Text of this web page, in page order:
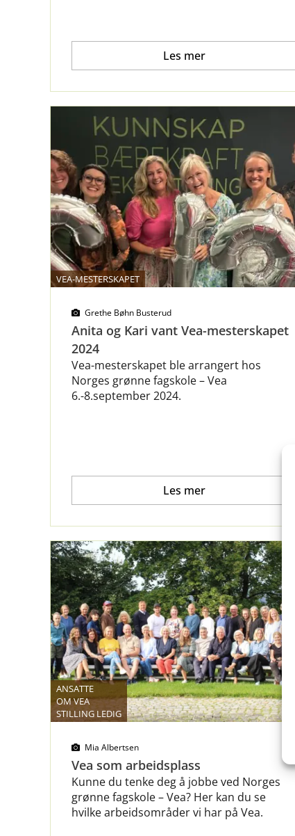
Les mer
VEA-MESTERSKAPET
Grethe Bøhn Busterud
Anita og Kari vant Vea-mesterskapet
2024
Vea-mesterskapet ble arrangert hos
Norges grønne fagskole – Vea
6.-8.september 2024.
Les mer
ANSATTE
OM VEA
STILLING LEDIG
Mia Albertsen
Vea som arbeidsplass
Kunne du tenke deg å jobbe ved Norges
grønne fagskole – Vea? Her kan du se
hvilke arbeidsområder vi har på Vea.